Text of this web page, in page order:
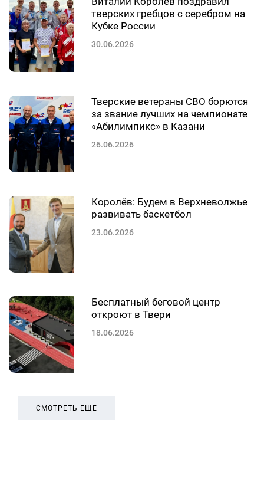
тверских гребцов с серебром на
Кубке России
30.06.2026
Тверские ветераны СВО борются
за звание лучших на чемпионате
«Абилимпикс» в Казани
26.06.2026
Королёв: Будем в Верхневолжье
развивать баскетбол
23.06.2026
Бесплатный беговой центр
откроют в Твери
18.06.2026
СМОТРЕТЬ ЕЩЕ